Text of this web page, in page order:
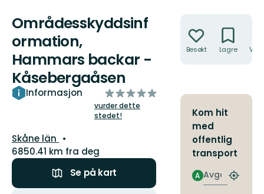
Områdesskyddsinf
ormation,
Hammars backar -
Kåsebergaåsen
Informasjon
av
5
stjerner
vurder dette
stedet!
Fylke:
Skåne län
6850.41 km fra deg
Se på kart
Besøkt Lagre
Kom hit
med
offentlig
transport
Avgang
A
Finn